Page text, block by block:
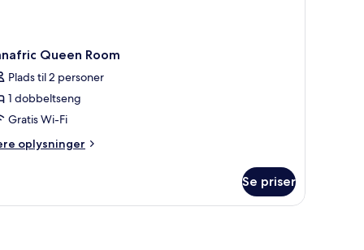
Queen Room
Plads til 2 personer
1 dobbeltseng
Gratis Wi-Fi
oplysninger
Se priser